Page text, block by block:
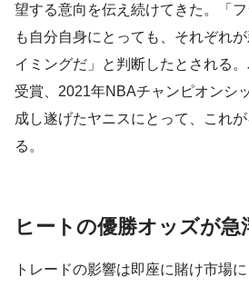
望する意向を伝え続けてきた。「
も自分自身にとっても、それぞれ
イミングだ」と判断したとされる
受賞、2021年NBAチャンピオンシ
成し遂げたヤニスにとって、これ
る。
ヒートの優勝オッズが急
トレードの影響は即座に賭け市場